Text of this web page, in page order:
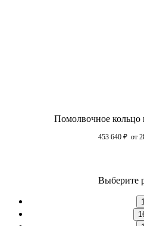
Помолвочное кольцо
453 640 ₽ от
Выберите